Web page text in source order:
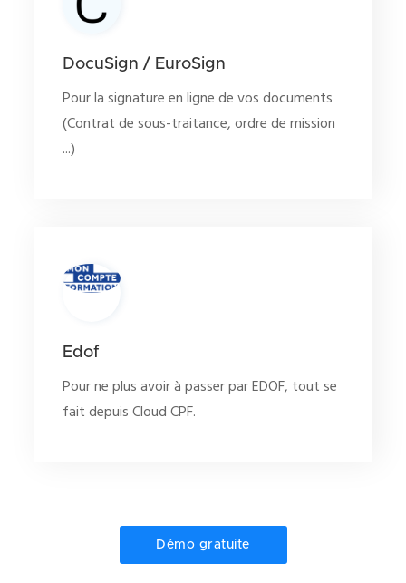
DocuSign / EuroSign
Pour la signature en ligne de vos documents
(Contrat de sous-traitance, ordre de mission
...)
Edof
Pour ne plus avoir à passer par EDOF, tout se
fait depuis Cloud CPF.
Démo gratuite